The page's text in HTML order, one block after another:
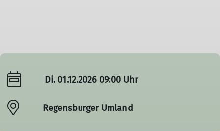
Di. 01.12.2026 09:00 Uhr
Regensburger Umland